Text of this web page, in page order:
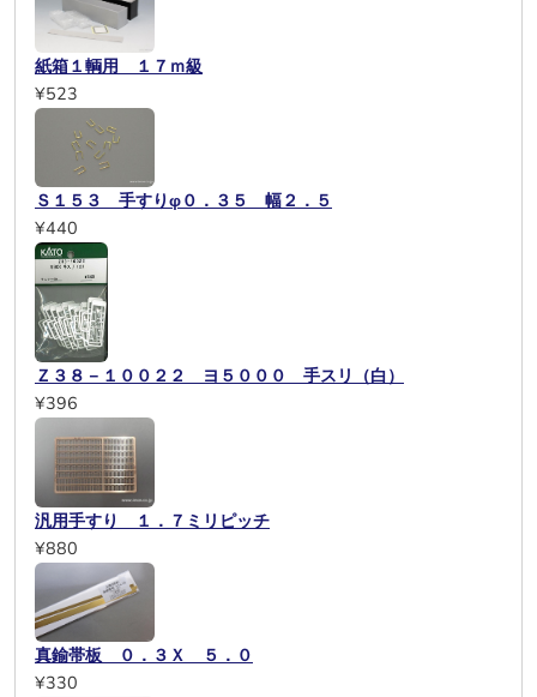
紙箱１輌用 １７ｍ級
¥523
Ｓ１５３ 手すりφ０．３５ 幅２．５
¥440
Ｚ３８－１００２２ ヨ５０００ 手スリ（白）
¥396
汎用手すり １．７ミリピッチ
¥880
真鍮帯板 ０．３Ｘ ５．０
¥330